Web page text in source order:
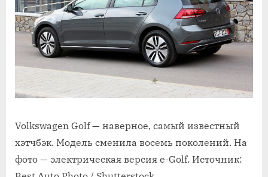
Volkswagen Golf — наверное, самый известный
хэтчбэк. Модель сменила восемь поколений. На
фото — электрическая версия e⁠-⁠Golf. Источник: